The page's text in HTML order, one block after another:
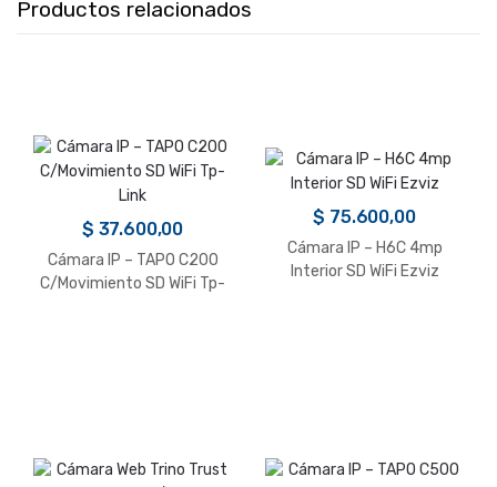
Productos relacionados
$ 37.600,00
Cámara IP – TAPO C200
C/Movimiento SD WiFi Tp-
$ 75.600,00
Cámara IP – H6C 4mp
Interior SD WiFi Ezviz